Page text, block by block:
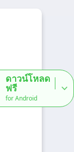
ดาวน์โหลด
ฟรี
for Android